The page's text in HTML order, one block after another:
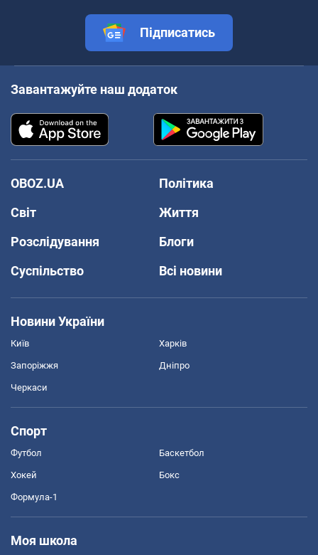
Підписатись
Завантажуйте наш додаток
OBOZ.UA
Політика
Світ
Життя
Розслідування
Блоги
Суспільство
Всі новини
Новини України
Київ Харків
Запоріжжя Дніпро
Черкаси
Спорт
Футбол Баскетбол
Хокей Бокс
Формула-1
Моя школа